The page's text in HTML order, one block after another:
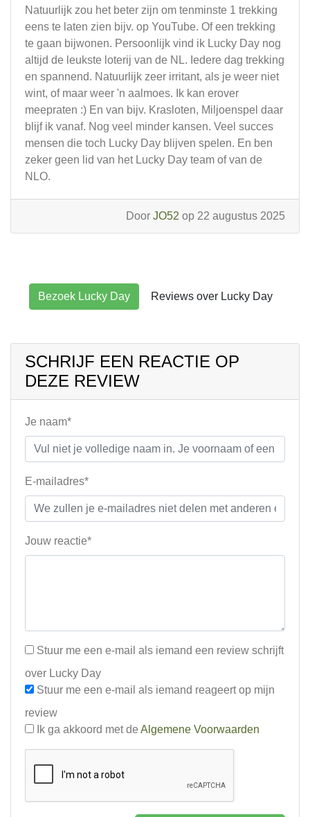
Natuurlijk zou het beter zijn om tenminste 1 trekking
eens te laten zien bijv. op YouTube. Of een trekking
te gaan bijwonen. Persoonlijk vind ik Lucky Day nog
altijd de leukste loterij van de NL. Iedere dag trekking
en spannend. Natuurlijk zeer irritant, als je weer niet
wint, of maar weer 'n aalmoes. Ik kan erover
meepraten :) En van bijv. Krasloten, Miljoenspel daar
blijf ik vanaf. Nog veel minder kansen. Veel succes
mensen die toch Lucky Day blijven spelen. En ben
zeker geen lid van het Lucky Day team of van de
NLO.
Door JO52 op 22 augustus 2025
Bezoek Lucky Day Reviews over Lucky Day
SCHRIJF EEN REACTIE OP
DEZE REVIEW
Je naam*
E-mailadres*
Jouw reactie*
Stuur me een e-mail als iemand een review schrijft
over Lucky Day
Stuur me een e-mail als iemand reageert op mijn
review
Ik ga akkoord met de Algemene Voorwaarden